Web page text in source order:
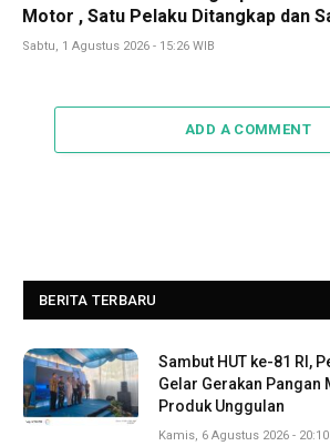
Motor , Satu Pelaku Ditangkap dan
Sabtu, 1 Agustus 2026 - 15:26 WIB
ADD A COMMENT
BERITA TERBARU
Sambut HUT ke-81 RI,
Gelar Gerakan Pangan
Produk Unggulan
Kamis, 6 Agustus 2026 - 20:10